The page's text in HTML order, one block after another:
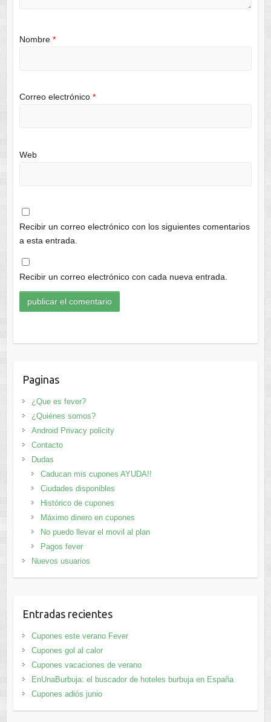
Nombre *
Correo electrónico *
Web
Recibir un correo electrónico con los siguientes comentarios
a esta entrada.
Recibir un correo electrónico con cada nueva entrada.
Paginas
¿Que es fever?
¿Quiénes somos?
Android Privacy policity
Contacto
Dudas
Caducan mis cupones AYUDA!!
Ciudades disponibles
Histórico de cupones
Máximo dinero en cupones
No puedo llevar el movil al plan
Pagos fever
Nuevos usuarios
Entradas recientes
Cupones este verano Fever
Cupones gol al calor
Cupones vacaciones de verano
EnUnaBurbuja: el buscador de hoteles burbuja en España
Cupones adiós junio